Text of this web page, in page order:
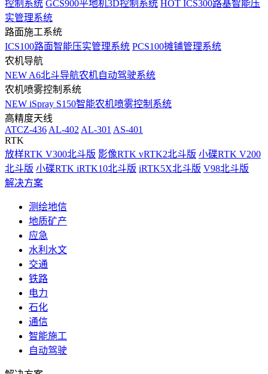
控制系统 GCS900平地机3D控制系统 HOT ICS300路基智能压
实管理系统
路面施工系统
ICS100路面智能压实管理系统 PCS100摊铺管理系统
农机导航
NEW A6北斗导航农机自动驾驶系统
农机喷雾控制系统
NEW iSpray S150智能农机喷雾控制系统
高精度天线
ATCZ-436 AL-402 AL-301 AS-401
RTK
放样RTK V300北斗版 影像RTK vRTK2北斗版 小碟RTK V200
北斗版 小碟RTK iRTK10北斗版 iRTK5X北斗版 V98北斗版
解决方案
测绘地信
地质矿产
应急
水利水文
交通
铁路
电力
石化
通信
智能施工
自动驾驶